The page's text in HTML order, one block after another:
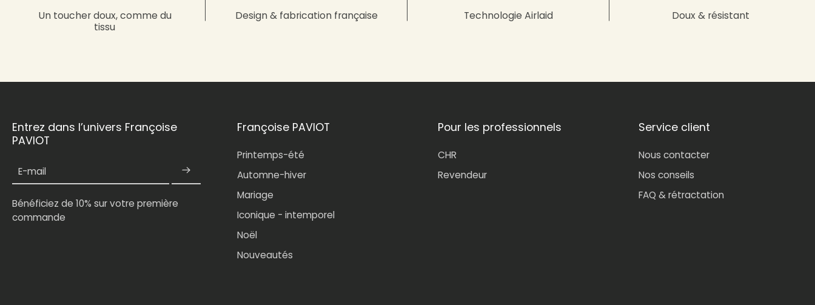
Un toucher doux, comme du
tissu
Design & fabrication française Technologie Airlaid Doux & résistant
Entrez dans l’univers Françoise
PAVIOT
E-mail
Bénéficiez de 10% sur votre première
commande
Françoise PAVIOT
Printemps-été
Automne-hiver
Mariage
Iconique - intemporel
Noël
Nouveautés
Pour les professionnels
CHR
Revendeur
Service client
Nous contacter
Nos conseils
FAQ & rétractation